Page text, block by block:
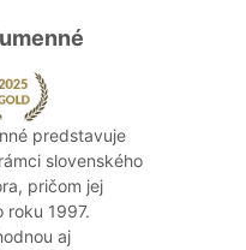
predstavuje
slovenského
pričom jej
roku 1997.
aj